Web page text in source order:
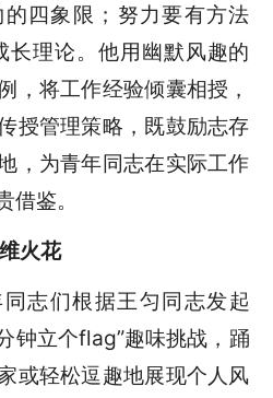
四象限；努力要有方法
理论。他用幽默风趣的
，将工作经验倾囊相授，
授管理策略，既鼓励志存
，为青年同志在实际工作
鉴。
火花
志们根据王匀同志发起
钟立个flag”趣味挑战，踊
或轻松逗趣地展现个人风